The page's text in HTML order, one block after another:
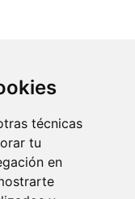
técnicas
tu
en